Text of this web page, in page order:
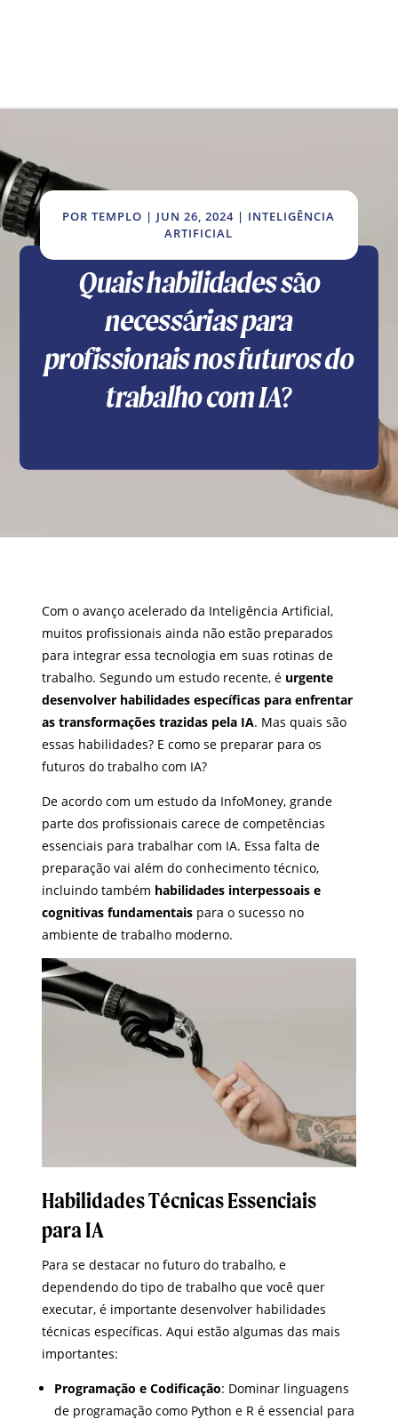
PORTEMPLO | JUN 26, 2024 | INTELIGÊNCIA
ARTIFICIAL
Quais habilidades são
necessárias para
profissionais nos futuros do
trabalho com IA?
Com o avanço acelerado da Inteligência Artificial,
muitos profissionais ainda não estão preparados
para integrar essa tecnologia em suas rotinas de
trabalho. Segundo um estudo recente, é urgente
desenvolver habilidades específicas para enfrentar
as transformações trazidas pela IA. Mas quais são
essas habilidades? E como se preparar para os
futuros do trabalho com IA?
De acordo com um estudo da InfoMoney, grande
parte dos profissionais carece de competências
essenciais para trabalhar com IA. Essa falta de
preparação vai além do conhecimento técnico,
incluindo também habilidades interpessoais e
cognitivas fundamentais para o sucesso no
ambiente de trabalho moderno.
Habilidades Técnicas Essenciais
para IA
Para se destacar no futuro do trabalho, e
dependendo do tipo de trabalho que você quer
executar, é importante desenvolver habilidades
técnicas específicas. Aqui estão algumas das mais
importantes:
Programação e Codificação: Dominar linguagens
de programação como Python e R é essencial para